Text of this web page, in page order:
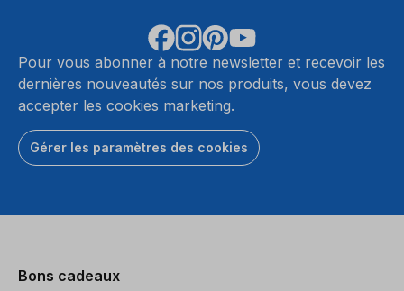
Pour vous abonner à notre newsletter et recevoir les
dernières nouveautés sur nos produits, vous devez
accepter les cookies marketing.
Gérer les paramètres des cookies
Bons cadeaux